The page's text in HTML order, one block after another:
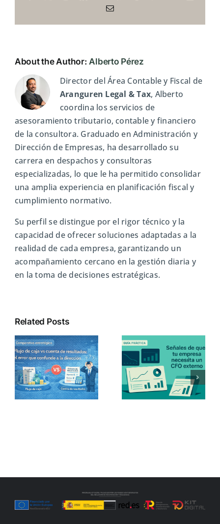
en
empresa
Email
About the Author: Alberto Pérez
Director del Área Contable y Fiscal de
Aranguren Legal & Tax, Alberto
coordina los servicios de
asesoramiento tributario, contable y financiero
de la consultora. Graduado en Administración y
Dirección de Empresas, ha desarrollado su
carrera en despachos y consultoras
especializadas, lo que le ha permitido consolidar
una amplia experiencia en planificación fiscal y
cumplimiento normativo.
Su perfil se distingue por el rigor técnico y la
capacidad de ofrecer soluciones adaptadas a la
realidad de cada empresa, garantizando un
acompañamiento cercano en la gestión diaria y
en la toma de decisiones estratégicas.
Related Posts
Señales de que
tu empresa
necesita un
CFO externo
(aunque todavía
no lo sepas)
rechaza la
jornada de 37,5
horas: claves
empresariales
desde un
enfoque